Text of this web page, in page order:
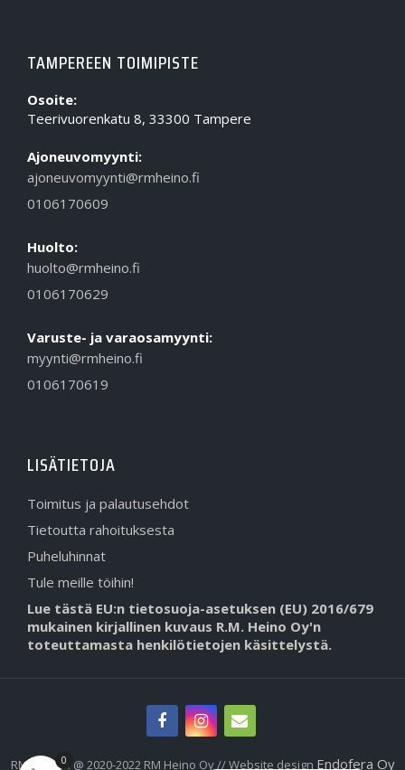
TAMPEREEN TOIMIPISTE
Osoite:
Teerivuorenkatu 8, 33300 Tampere
Ajoneuvomyynti:
ajoneuvomyynti@rmheino.fi
0106170609
Huolto:
huolto@rmheino.fi
0106170629
Varuste- ja varaosamyynti:
myynti@rmheino.fi
0106170619
LISÄTIETOJA
Toimitus ja palautusehdot
Tietoutta rahoituksesta
Puheluhinnat
Tule meille töihin!
Lue tästä EU:n tietosuoja-asetuksen (EU) 2016/679
mukainen kirjallinen kuvaus R.M. Heino Oy'n
toteuttamasta henkilötietojen käsittelystä.
RMHeino.fi @ 2020-2022 RM Heino Oy // Website design Endofera Oy
0